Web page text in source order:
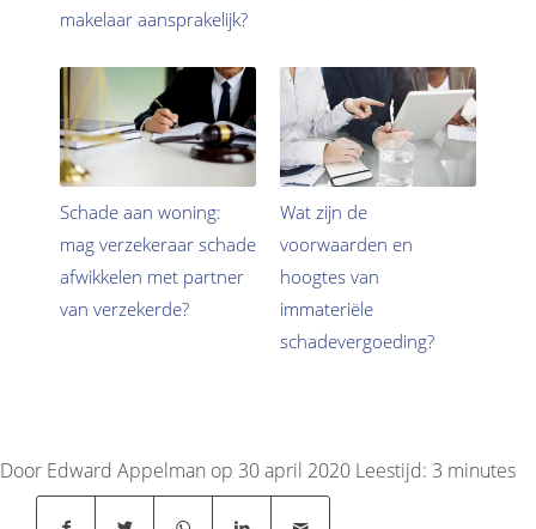
makelaar aansprakelijk?
Schade aan woning:
mag verzekeraar schade
afwikkelen met partner
van verzekerde?
Wat zijn de
voorwaarden en
hoogtes van
immateriële
schadevergoeding?
Door Edward Appelman op 30 april 2020 Leestijd: 3 minutes